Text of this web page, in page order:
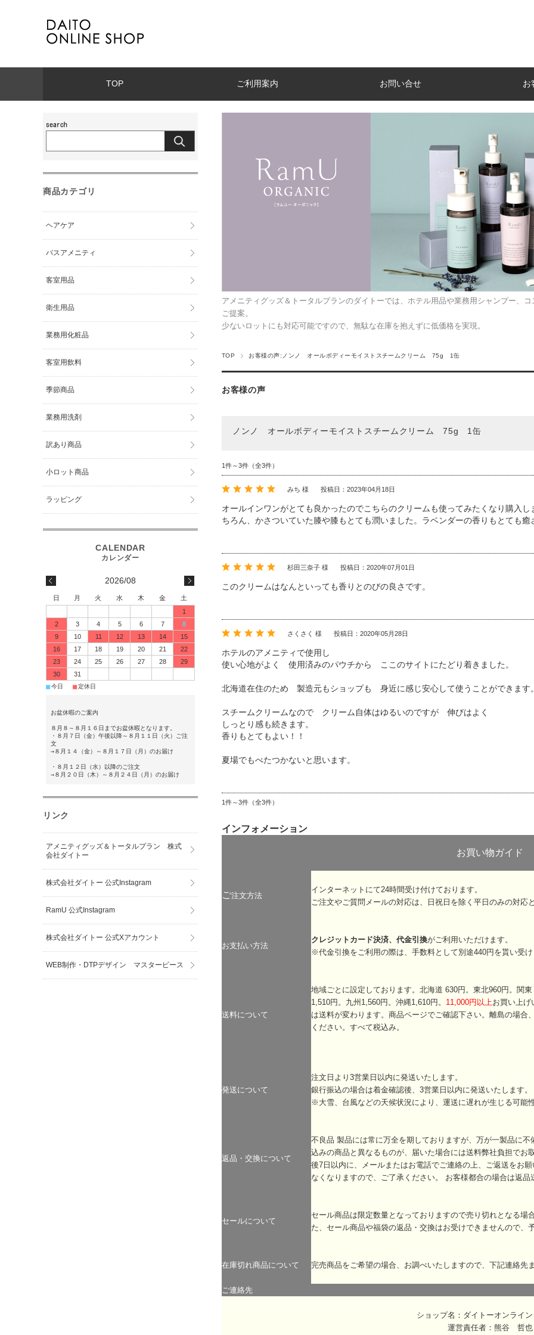
TOP ご利用案内 お問い合せ お
アメニティグッズ＆トータルプランのダイトーでは、ホテル用品や業務用シャンプー、
ご提案。
少ないロットにも対応可能ですので、無駄な在庫を抱えずに低価格を実現。
TOP お客様の声:ノンノ オールボディーモイストスチームクリーム 75g 1缶
お客様の声
ノンノ オールボディーモイストスチームクリーム 75g 1缶
1件～3件（全3件）
みち 様 投稿日：2023年04月18日
オールインワンがとても良かったのでこちらのクリームも使ってみたくなり購入
ちろん、かさついていた膝や膝もとても潤いました。ラベンダーの香りもとても
杉田三奈子 様 投稿日：2020年07月01日
このクリームはなんといっても香りとのびの良さです。
さくさく 様 投稿日：2020年05月28日
ホテルのアメニティで使用し
使い心地がよく 使用済みのパウチから ここのサイトにたどり着きました。
北海道在住のため 製造元もショップも 身近に感じ安心して使うことができます
スチームクリームなので クリーム自体はゆるいのですが 伸びはよく
しっとり感も続きます。
香りもとてもよい！！
夏場でもべたつかないと思います。
1件～3件（全3件）
インフォメーション
お買い物ガイド
ご注文方法
インターネットにて24時間受け付けております。
ご注文やご質問メールの対応は、日祝日を除く平日のみの対応
お支払い方法
クレジットカード決済、代金引換がご利用いただけます。
※代金引換をご利用の際は、手数料として別途440円を貰い受
送料について
地域ごとに設定しております。北海道 630円。東北960円。関
1,510円。九州1,560円。沖縄1,610円。 11,000円以上お買い上げ
は送料が変わります。商品ページでご確認下さい。離島の場
ください。すべて税込み。
発送について
注文日より3営業日以内に発送いたします。
銀行振込の場合は着金確認後、3営業日以内に発送いたします。
※大雪、台風などの天候状況により、運送に遅れが生じる可能
返品・交換について
不良品 製品には常に万全を期しておりますが、万が一製品に
込みの商品と異なるものが、届いた場合には送料弊社負担で
後7日以内に、メールまたはお電話でご連絡の上、ご返送をお
なくなりますので、ご了承ください。 お客様都合の場合は返品
セールについて
セール商品は限定数量となっておりますので売り切れとなる
た、セール商品や福袋の返品・交換はお受けできませんので、
在庫切れ商品について 完売商品をご希望の場合、お調べいたしますので、下記連絡先
ご連絡先
ショップ名：ダイトーオンライ
運営責任者：熊谷 哲也
商品カテゴリ
ヘアケア
バスアメニティ
客室用品
衛生用品
業務用化粧品
客室用飲料
季節商品
業務用洗剤
訳あり商品
小ロット商品
ラッピング
2026/08
日 月 火 水 木 金
土
1
2
3 4 5 6 7
8
9
10 11 12 13 14
15
16
17 18 19 20 21
22
23
24 25 26 27 28
29
30
31
■今日 ■定休日
お盆休暇のご案内
８月８～８月１６日までお盆休暇となります。
・８月７日（金）午後以降～８月１１日（火）ご注
文
→８月１４（金）～８月１７日（月）のお届け
・８月１２日（水）以降のご注文
→８月２０日（木）～８月２４日（月）のお届け
リンク
アメニティグッズ＆トータルプラン 株式
会社ダイトー
株式会社ダイトー 公式Instagram
RamU 公式Instagram
株式会社ダイトー 公式Xアカウント
WEB制作・DTPデザイン マスターピース